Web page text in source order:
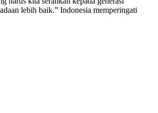
lebih baik.” Indonesia memperingati